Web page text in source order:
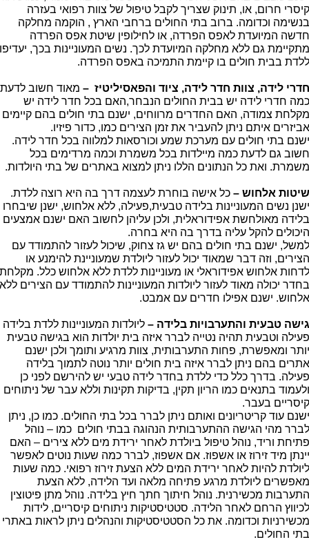
קיסרי חרום, או, תינוק שצריך לקבל טיפול של צוות רפואי בעזרה
בנשימה וכדומה. ברוב בתי החולים ברחבי הארץ , הוקמה מחלקה
חדשה המיועדת לאפס הפרדה, או לחילופין שיטת אפס הפרדה
מתקיימת גם ללא מחלקה המיועדת לכך. נשים המעוניינות בכך, יעדיפו
ללדת בבית חולים בו קיימת התמיכה באפס הפרדה.
חדרי לידה, צוות חדר לידה, ציוד והפאסיליטיז – מאוד חשוב לדעת
כמה חדרי לידה יש בבית החולים הנבחר,האם בכל חדר לידה יש
מקלחת צמודה, האם החדרים מרווחים, ישנם בתי חולים בהם קיימים
אביזרים איתם ניתן להעביר את זמן הצירים כמו, כדור פיזיו.
ישנם בתי חולים עם מערכת שמע וכורסאות למלווה בכל חדר לידה.
חשוב גם לדעת כמה מיילדות בכל משמרת וכמה מרדימים בכל
משמרת. ואת כל הנתונים הללו ניתן למצוא באתרים של בתי היולדות.
שיטות אלחוש – כל אישה בוחרת לעצמה דרך בה היא רוצה ללדת.
ישנן נשים המעוניינות בלידה טבעית,פעילה, ללא אלחוש, ישנן שיבחרו
בלידה מאולחשת אפידוראלית, ולכן עליהן לחשוב האם ישנם אמצעים
היכולים להקל עליה בדרך בה היא בחרה.
למשל, ישנם בתי חולים בהם יש גז צחוק, שיכול לעזור להתמודד עם
הצירים, וזה דבר שמאוד יכול לעזור ליולדת שמעוניינת להימנע או
לדחות אלחוש אפידוראלי או מעוניינות ללדת ללא אלחוש כלל. מקלחת
בחדר יכולה מאוד לעזור ליולדות המעוניינות להתמודד עם הצירים ללא
אלחוש. ישנם אפילו חדרים עם אמבט.
גישה טבעית והתערבויות בלידה – ליולדות המעוניינות ללדת בלידה
פעילה וטבעית תהיה נטייה לברר איזה בית יולדות הוא בגישה טבעית
יותר ומאפשרת, פחות התערבותית, צוות מרגיע ותומך ולכן ישנם
אתרים בהם ניתן לברר איזה בית חולים יותר נוטה לתמוך בלידה
פעילה. בדרך כלל כדי ללדת בחדר לידה טבעי יש להירשם לפני כן
ולעמוד בתנאים כמו הריון תקין, בדיקות תקינות וללא עבר של ניתוחים
קיסריים בעבר.
ישנם עוד קריטריונים ואותם ניתן לברר בכל בתי החולים. כמו כן, ניתן
לברר מהי הגישה ההתערבותית הנהוגה בבתי חולים כמו – נוהל
פתיחת וריד, נוהל טיפול ביולדת לאחר ירידת מים ללא צירים – האם
יינתן מיד זירוז או אשפוז. אם אשפוז, לברר כמה שעות נוטים לאפשר
ליולדת להיות לאחר ירידת המים ללא הצעת זירוז רפואי. כמה שעות
מאפשרים ליולדת מרגע פתיחה מלאה ועד הלידה, ללא הצעת
התערבות מכשירנית. נוהל חיתוך חתך חיץ בלידה. נוהל מתן פיטוצין
לכיווץ הרחם לאחר הלידה. סטטיסטיקות ניתוחים קיסריים, לידות
מכשירניות וכדומה. את כל הסטטיסטיקות והנהלים ניתן לראות באתרי
בתי החולים.